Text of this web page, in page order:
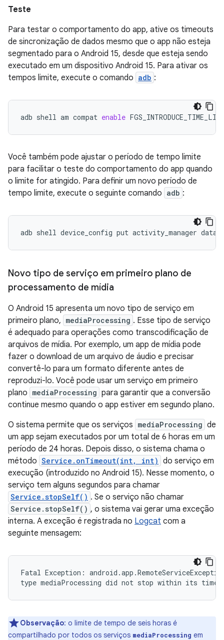
Teste
Para testar o comportamento do app, ative os timeouts
de sincronização de dados mesmo que o app não esteja
segmentado para o Android 15, desde que esteja sendo
executado em um dispositivo Android 15. Para ativar os
tempos limite, execute o comando adb :
adb shell am compat enable
Você também pode ajustar o período de tempo limite
para facilitar o teste do comportamento do app quando
o limite for atingido. Para definir um novo período de
tempo limite, execute o seguinte comando adb :
adb shell device_config put activity_manager
Novo tipo de serviço em primeiro plano de
processamento de mídia
O Android 15 apresenta um novo tipo de serviço em
primeiro plano, mediaProcessing . Esse tipo de serviço
é adequado para operações como transcodificação de
arquivos de mídia. Por exemplo, um app de mídia pode
fazer o download de um arquivo de áudio e precisar
convertê-lo para um formato diferente antes de
reproduzi-lo. Você pode usar um serviço em primeiro
plano mediaProcessing para garantir que a conversão
continue mesmo quando o app estiver em segundo plano.
O sistema permite que os serviços mediaProcessing de
um app sejam executados por um total de 6 horas em um
período de 24 horas. Depois disso, o sistema chama o
método Service.onTimeout(int, int) do serviço em
execução (introduzido no Android 15). Nesse momento, o
serviço tem alguns segundos para chamar
Service.stopSelf() . Se o serviço não chamar
Service.stopSelf() , o sistema vai gerar uma exceção
interna. A exceção é registrada no Logcat com a
seguinte mensagem:
Fatal Exception:
Observação: o limite de tempo de seis horas é
compartilhado por todos os serviços mediaProcessing em